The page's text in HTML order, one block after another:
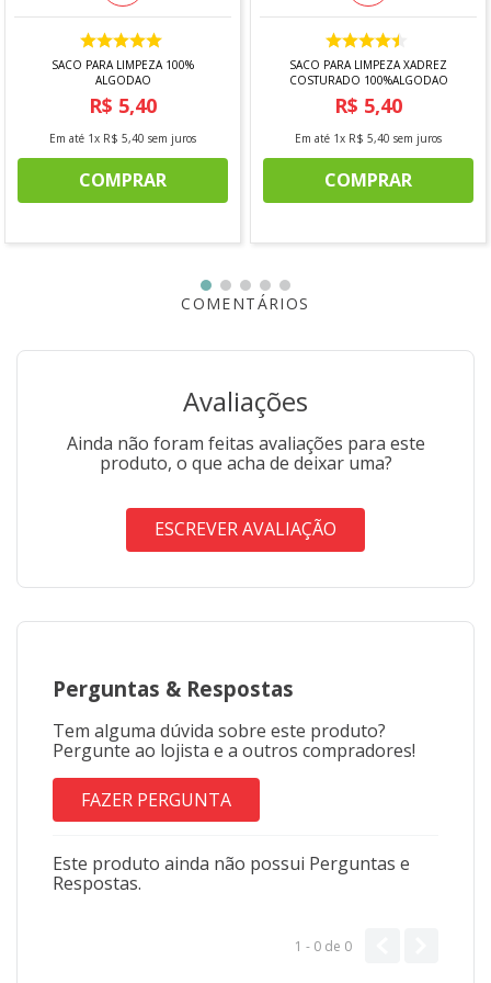
Instruções de Lavagem
-Lavagem à mão;
-Não alvejar;
- Não secar em tambor;
-Secagem em varal;
-Limpeza a umido profissional, normal.
SACO PARA LIMPEZA 100%
ALGODAO
R$ 5,40
Em até 1x R$ 5,40 sem juros
COMPRAR
SACO PARA LIMPEZA XADREZ
COSTURADO 100%ALGODAO
R$ 5,40
Em até 1x R$ 5,40 sem juros
COMPRAR
COMENTÁRIOS
Avaliações
Ainda não foram feitas avaliações para este
produto, o que acha de deixar uma?
ESCREVER AVALIAÇÃO
Perguntas & Respostas
Tem alguma dúvida sobre este produto?
Pergunte ao lojista e a outros compradores!
FAZER PERGUNTA
Este produto ainda não possui Perguntas e
Respostas.
1 - 0 de 0